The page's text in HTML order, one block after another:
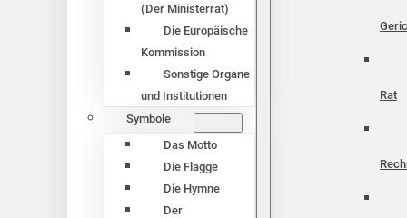
(Der Ministerrat)
Die Europäische
Kommission
Sonstige Organe
und Institutionen
Symbole
Das Motto
Die Flagge
Die Hymne
Der
Rat